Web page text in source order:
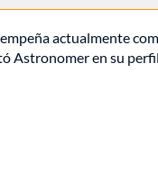
actualmente
Astronomer en su